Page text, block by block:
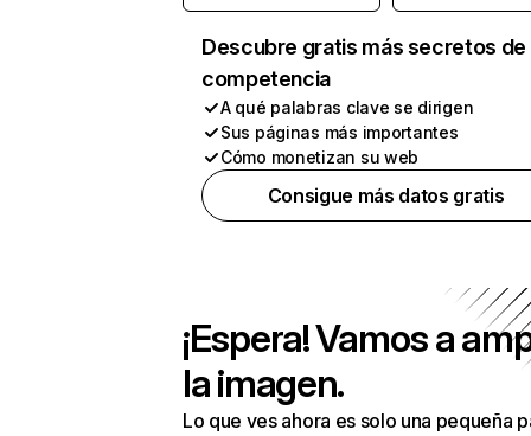
Descubre gratis más secretos de
competencia
A qué palabras clave se dirigen
Sus páginas más importantes
Cómo monetizan su web
Consigue más datos gratis
¡Espera! Vamos a
la imagen.
Lo que ves ahora es solo una pequeña